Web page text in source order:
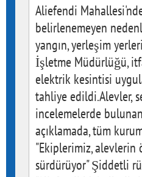
Aliefendi
belirlenemeyen
yangın, yerleşim
İşletme Müdürlüğü,
elektrik kesintisi
tahliye edildi.Alevler,
incelemelerde
açıklamada, tüm
"Ekiplerimiz, alevlerin
sürdürüyor" Şiddetli